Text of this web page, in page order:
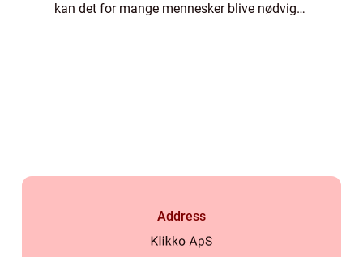
kan det for mange mennesker blive nødvig
Address